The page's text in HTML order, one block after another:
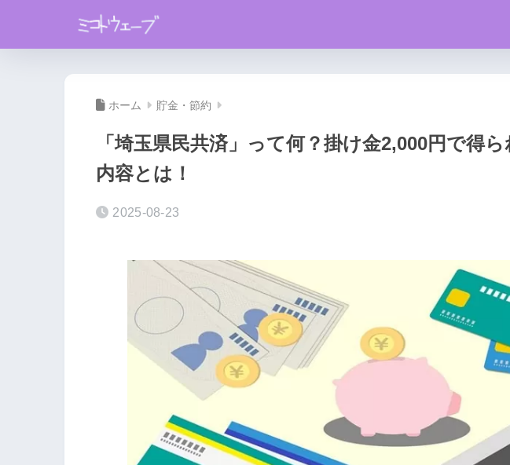
ホーム 貯金・節約
「埼玉県民共済」って何？掛け金2,000円で得
内容とは！
2025-08-23